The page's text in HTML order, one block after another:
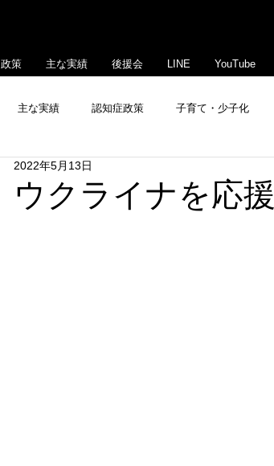
政策 主な実績 後援会 LINE YouTube
主な実績 認知症政策 子育て・少子化
メディア出演・掲載
ウクライナを応援
2022年5月13日